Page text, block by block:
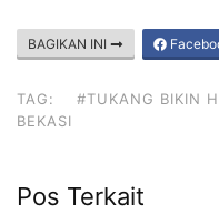
BAGIKAN INI
TAG:
#TUKANG BIKIN
BEKASI
Pos Terkait